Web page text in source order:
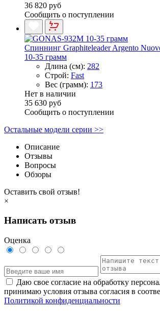
36 820 руб
Сообщить о поступлении
Спиннинг Graphiteleader Argento
10-35 грамм
Длина (см): 282
Строй: Fast
Вес (грамм): 173
Нет в наличии
35 630 руб
Сообщить о поступлении
Остальные модели серии >>
Описание
Отзывы
Вопросы
Обзоры
Оставить свой отзыв!
×
Написать отзыв
Оценка
Даю свое согласие на обработку
принимаю условия отзыва согласия в
Политикой конфиденциальности